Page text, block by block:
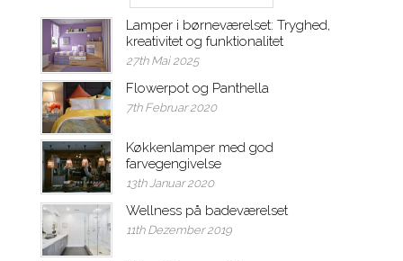
Lamper i børneværelset: Tryghed,
kreativitet og funktionalitet
27th Mai 2025
Flowerpot og Panthella
7th Februar 2020
Køkkenlamper med god
farvegengivelse
13th Januar 2020
Wellness på badeværelset
11th Dezember 2019